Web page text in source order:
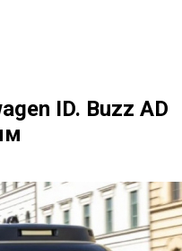
ID. Buzz AD